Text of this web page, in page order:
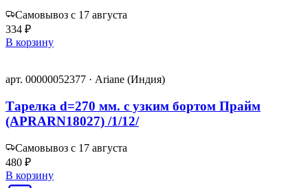
Самовывоз с 17 августа
334 ₽
В корзину
арт. 00000052377 · Ariane (Индия)
Тарелка d=270 мм. с узким бортом Прайм
(APRARN18027) /1/12/
Самовывоз с 17 августа
480 ₽
В корзину